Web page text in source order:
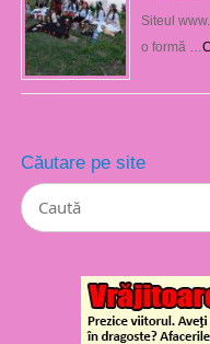
Siteul
o formă …
Căutare pe site